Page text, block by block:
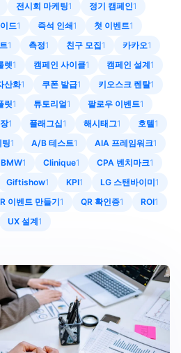
전시회 마케팅1 정기 캠페인1
드1 즉석 인쇄1 첫 이벤트1
1 측정1 친구 모집1 카카오1
렛1 캠페인 사이클1 캠페인 설계1
산화1 쿠폰 발급1 키오스크 렌탈1
릿1 튜토리얼1 팔로우 이벤트1
1 플래그십1 해시태그1 호텔1
팅1 A/B 테스트1 AIA 프레임워크1
BMW1 Clinique1 CPA 벤치마크1
Giftishow1 KPI1 LG 스탠바이미1
이벤트 만들기1 QR 확인증1 ROI1
UX 설계1